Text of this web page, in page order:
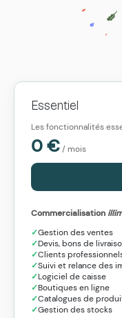
Essentiel
Les fonctionnalités
0€/ mois
Commercialisation
Gestion des ventes
Devis, bons de
Clients
Suivi et relance des
Logiciel de caisse
Boutiques en ligne
Catalogues de
Gestion des stocks